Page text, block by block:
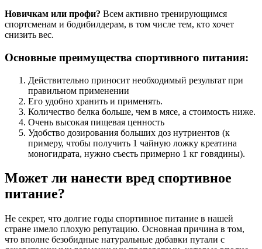
Новичкам или профи? Всем активно тренирующимся
спортсменам и бодибилдерам, в том числе тем, кто хочет
снизить вес.
Основные преимущества спортивного питания:
Действительно приносит необходимый результат при
правильном применении
Его удобно хранить и применять.
Количество белка больше, чем в мясе, а стоимость ниже.
Очень высокая пищевая ценность
Удобство дозирования больших доз нутриентов (к
примеру, чтобы получить 1 чайную ложку креатина
моногидрата, нужно съесть примерно 1 кг говядины).
Может ли нанести вред спортивное
питание?
Не секрет, что долгие годы спортивное питание в нашей
стране имело плохую репутацию. Основная причина в том,
что вполне безобидные натуральные добавки путали с